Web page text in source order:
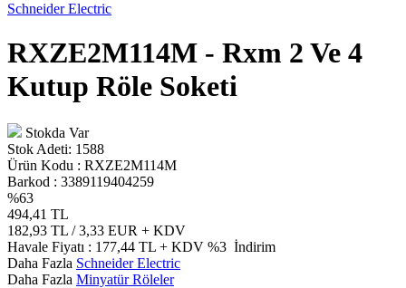
Schneider Electric
RXZE2M114M - Rxm 2 Ve 4
Kutup Röle Soketi
Stokda Var
Stok Adeti: 1588
Ürün Kodu : RXZE2M114M
Barkod : 3389119404259
%63
494,41 TL
182,93 TL / 3,33 EUR + KDV
Havale Fiyatı : 177,44 TL + KDV %3 İndirim
Daha Fazla Schneider Electric
Daha Fazla Minyatür Röleler